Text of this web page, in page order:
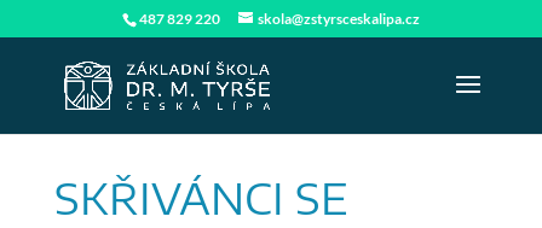
487 829 220 skola@zstyrsceskalipa.cz
SKŘIVÁNCI SE